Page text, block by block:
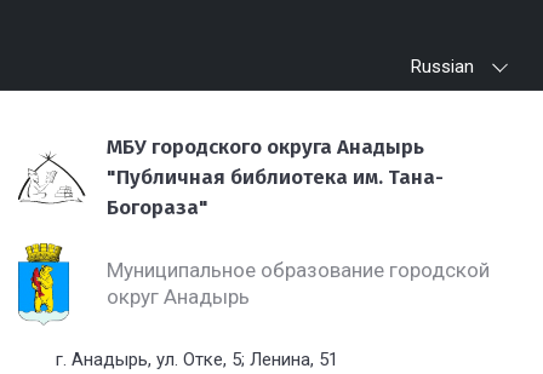
Russian
МБУ городского округа Анадырь
"Публичная библиотека им. Тана-
Богораза"
Муниципальное образование городской
округ Анадырь
г. Анадырь, ул. Отке, 5; Ленина, 51